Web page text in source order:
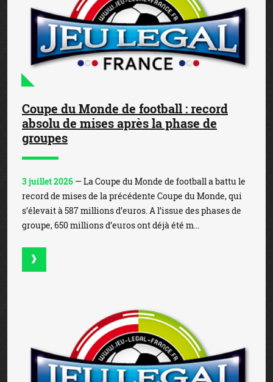
Coupe du Monde de football : record
absolu de mises après la phase de
groupes
3 juillet 2026 — La Coupe du Monde de football a battu le
record de mises de la précédente Coupe du Monde, qui
s’élevait à 587 millions d’euros. A l’issue des phases de
groupe, 650 millions d’euros ont déjà été m...